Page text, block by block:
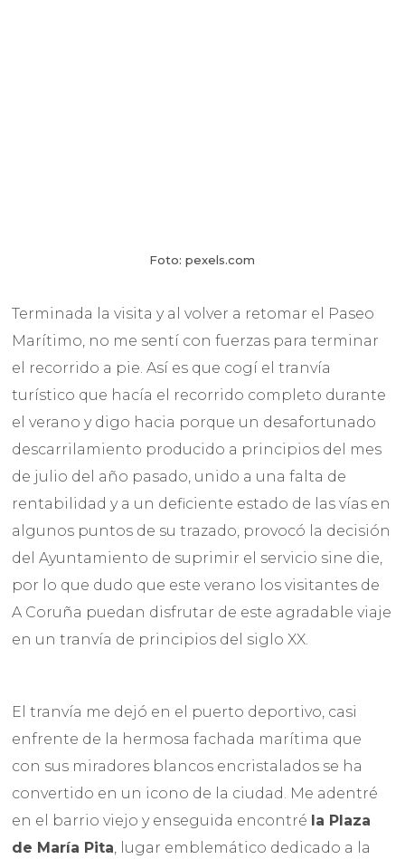
Foto: pexels.com
Terminada la visita y al volver a retomar el Paseo
Marítimo, no me sentí con fuerzas para terminar
el recorrido a pie. Así es que cogí el tranvía
turístico que hacía el recorrido completo durante
el verano y digo hacia porque un desafortunado
descarrilamiento producido a principios del mes
de julio del año pasado, unido a una falta de
rentabilidad y a un deficiente estado de las vías en
algunos puntos de su trazado, provocó la decisión
del Ayuntamiento de suprimir el servicio sine die,
por lo que dudo que este verano los visitantes de
A Coruña puedan disfrutar de este agradable viaje
en un tranvía de principios del siglo XX.
El tranvía me dejó en el puerto deportivo, casi
enfrente de la hermosa fachada marítima que
con sus miradores blancos encristalados se ha
convertido en un icono de la ciudad. Me adentré
en el barrio viejo y enseguida encontré la Plaza
de María Pita, lugar emblemático dedicado a la